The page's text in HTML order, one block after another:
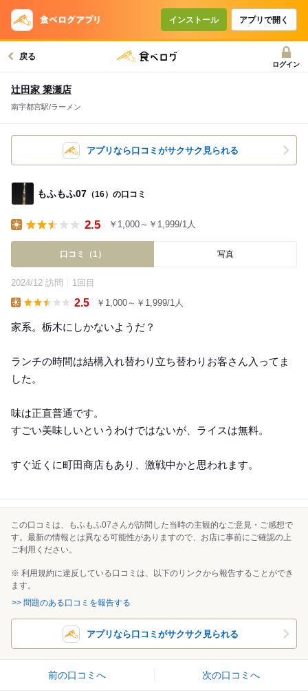
インストール アプリで開く
戻る
ログイン
辻田家 簗瀬店
南宇都宮駅/ラーメン
アプリなら口コミがサクサク見られる
もふもふ07 （16）の口コミ
2.5 ￥1,000～￥1,999/1人
口コミ（1） 写真
2024/12 訪問 1回目
2.5 ￥1,000～￥1,999/1人
家系。栃木にしかないようだ？
ランチの時間は結構入れ替わり立ち替わりお客さん入ってま
した。
味は正直普通です。
すごい美味しいというわけではないが、ライスは無料。
すぐ近くに町田商店もあり、激戦中かと思われます。
この口コミは、もふもふ07さんが訪問した当時の主観的なご意見・ご感想で
す。最新の情報とは異なる可能性がありますので、お店に事前にご確認の上
ご利用ください。
※ 利用規約に違反している口コミは、以下のリンクから報告することができ
ます。
>> 問題のある口コミを報告する
アプリなら口コミがサクサク見られる
前の口コミへ 次の口コミへ